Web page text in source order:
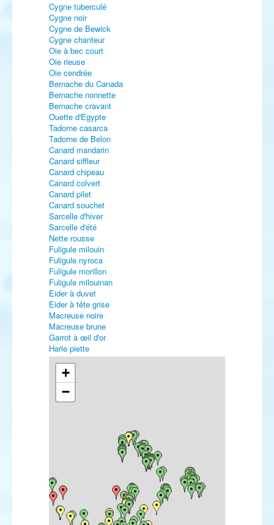
Cygne tuberculé
Cygne noir
Cygne de Bewick
Cygne chanteur
Oie à bec court
Oie rieuse
Oie cendrée
Bernache du Canada
Bernache nonnette
Bernache cravant
Ouette d'Egypte
Tadorne casarca
Tadorne de Belon
Canard mandarin
Canard siffleur
Canard chipeau
Canard colvert
Canard pilet
Canard souchet
Sarcelle d'hiver
Sarcelle d'été
Nette rousse
Fuligule milouin
Fuligule nyroca
Fuligule morillon
Fuligule milouinan
Eider à duvet
Eider à tête grise
Macreuse noire
Macreuse brune
Garrot à œil d'or
Harle piette
Harle huppé
Harle bièvre
Érismature rousse
Érismature à tête blanche
Perdrix rouge
Plongeon à bec blanc
Grèbe castagneux
Grèbe huppé
Grèbe jougris
+
−